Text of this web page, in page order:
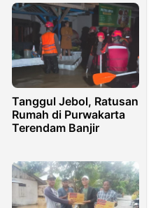
Tanggul Jebol, Ratusan
Rumah di Purwakarta
Terendam Banjir